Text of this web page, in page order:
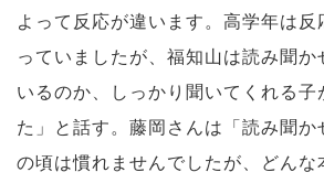
よって反応が違います。高学年は
っていましたが、福知山は読み聞か
いるのか、しっかり聞いてくれる子
た」と話す。藤岡さんは「読み聞か
の頃は慣れませんでしたが、どん